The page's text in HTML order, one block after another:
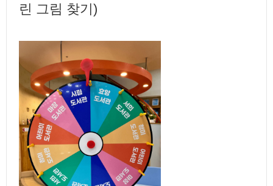
린 그림 찾기)